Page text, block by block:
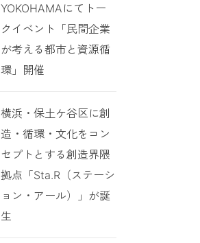
YOKOHAMAにてトー
クイベント「民間企業
が考える都市と資源循
環」開催
横浜・保土ケ谷区に創
造・循環・文化をコン
セプトとする創造界隈
拠点「Sta.R（ステーシ
ョン・アール）」が誕
生